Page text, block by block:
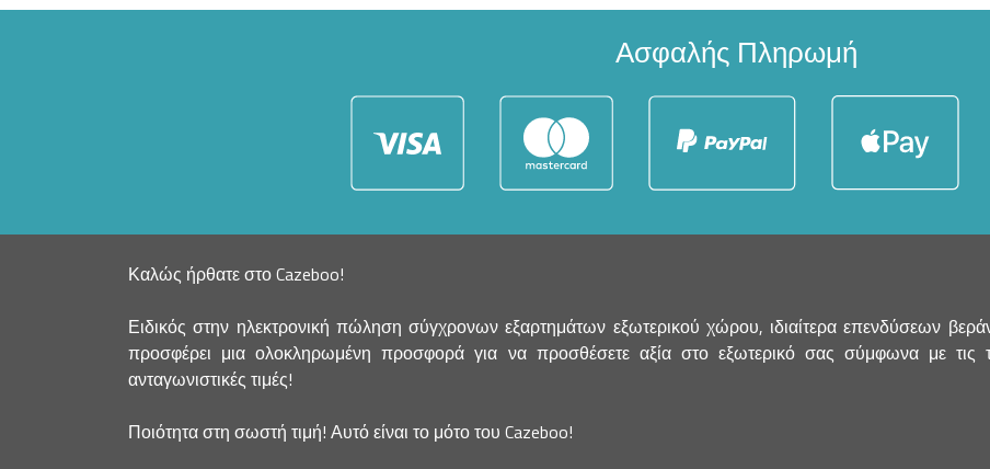
Ασφαλής Πληρωμή
Καλώς ήρθατε στο Cazeboo!
Ειδικός στην ηλεκτρονική πώληση σύγχρονων εξαρτημάτων εξωτερικού χώρου, ιδιαίτερα επενδύσεων
προσφέρει μια ολοκληρωμένη προσφορά για να προσθέσετε αξία στο εξωτερικό σας σύμφωνα με τις
ανταγωνιστικές τιμές!
Ποιότητα στη σωστή τιμή! Αυτό είναι το μότο του Cazeboo!